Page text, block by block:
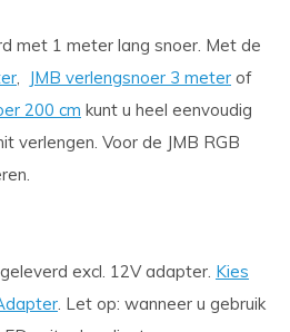
met 1 meter lang snoer. Met de
, JMB verlengsnoer 3 meter of
200 cm kunt u heel eenvoudig
verlengen. Voor de JMB RGB
excl. 12V adapter. Kies
. Let op: wanneer u gebruik